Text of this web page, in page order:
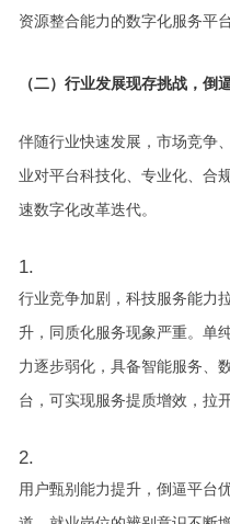
资源整合能力的数字化服务平
（二）行业发展现存挑战，倒
伴随行业快速发展，市场竞争
业对平台科技化、专业化、合
速数字化改革迭代。
行业竞争加剧，科技服务能力
升，同质化服务现象严重。单
力逐步弱化，具备智能服务、
台，可实现服务提质增效，拉
用户甄别能力提升，倒逼平台